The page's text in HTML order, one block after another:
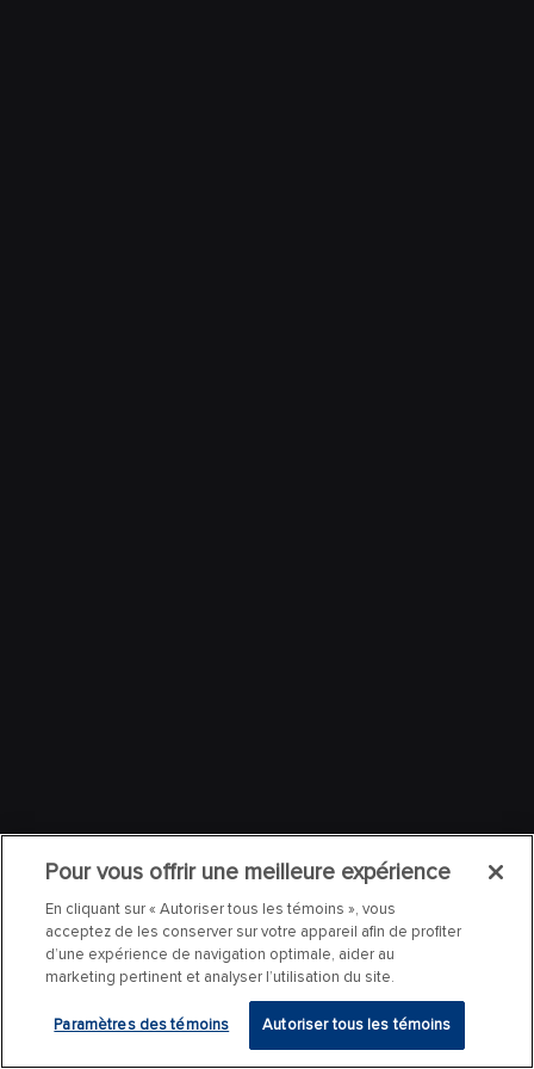
Pour vous offrir une meilleure expérience
En cliquant sur « Autoriser tous les témoins », vous
acceptez de les conserver sur votre appareil afin de profiter
d’une expérience de navigation optimale, aider au
marketing pertinent et analyser l’utilisation du site.
Paramètres des témoins Autoriser tous les témoins